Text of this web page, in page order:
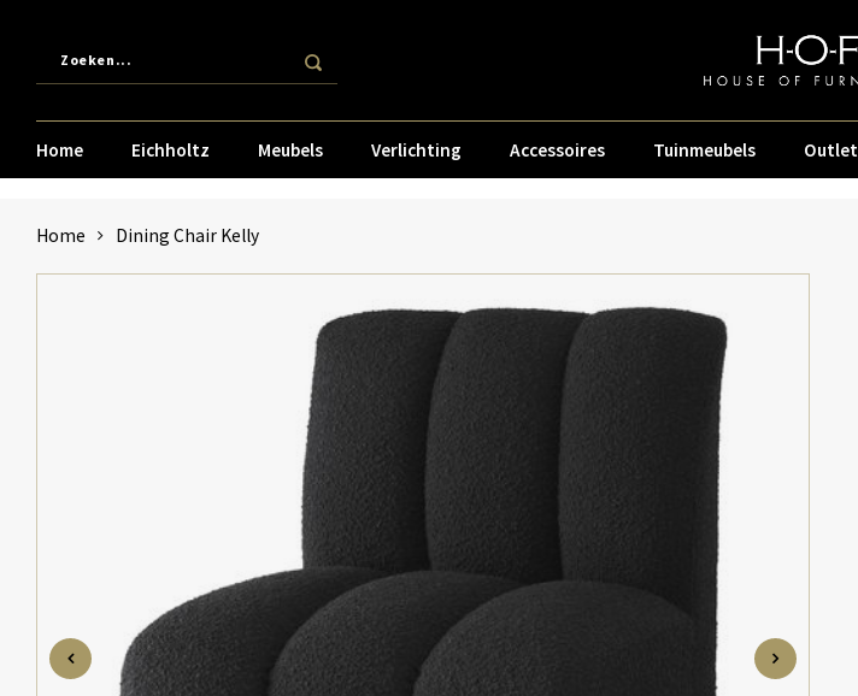
Home Eichholtz Meubels Verlichting Accessoires Tuinmeubels Outlet
Home Dining Chair Kelly